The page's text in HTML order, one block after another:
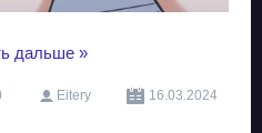
дальше »
Eitery
16.03.2024